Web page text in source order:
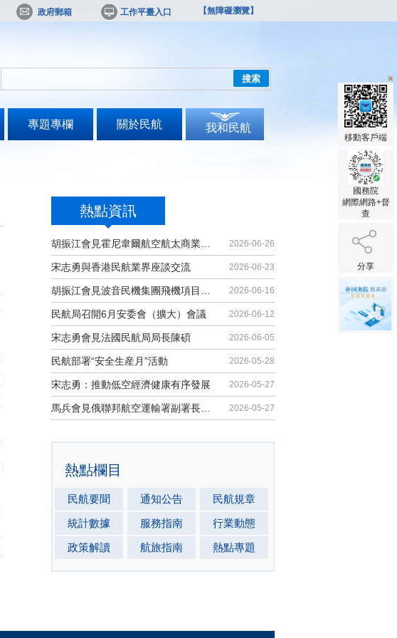
政府郵箱 工作平臺入口 【無障礙瀏覽】
搜索
專題專欄 關於民航 我和民航
熱點資訊
2026-06-26
宋志勇與香港民航業界座談交流 2026-06-23
2026-06-16
民航局召開6月安委會（擴大）會議 2026-06-12
宋志勇會見法國民航局局長陳碩 2026-06-05
民航部署“安全生産月”活動 2026-05-28
宋志勇：推動低空經濟健康有序發展 2026-05-27
2026-05-27
熱點欄目
民航要聞 通知公告
民航規章
統計數據
服務指南
行業動態
政策解讀
航旅指南 熱點專題
移動客戶端
國務院
網際網路+督
查
分享